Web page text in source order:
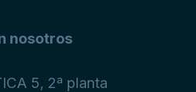
nosotros
5, 2ª planta